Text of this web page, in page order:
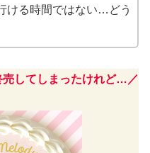
ける時間ではない…どう
売してしまったけれど…／